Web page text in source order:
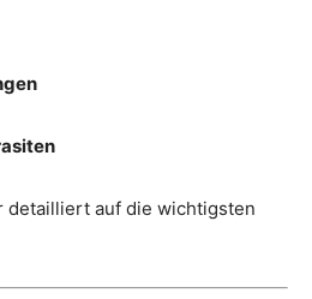
detailliert auf die wichtigsten